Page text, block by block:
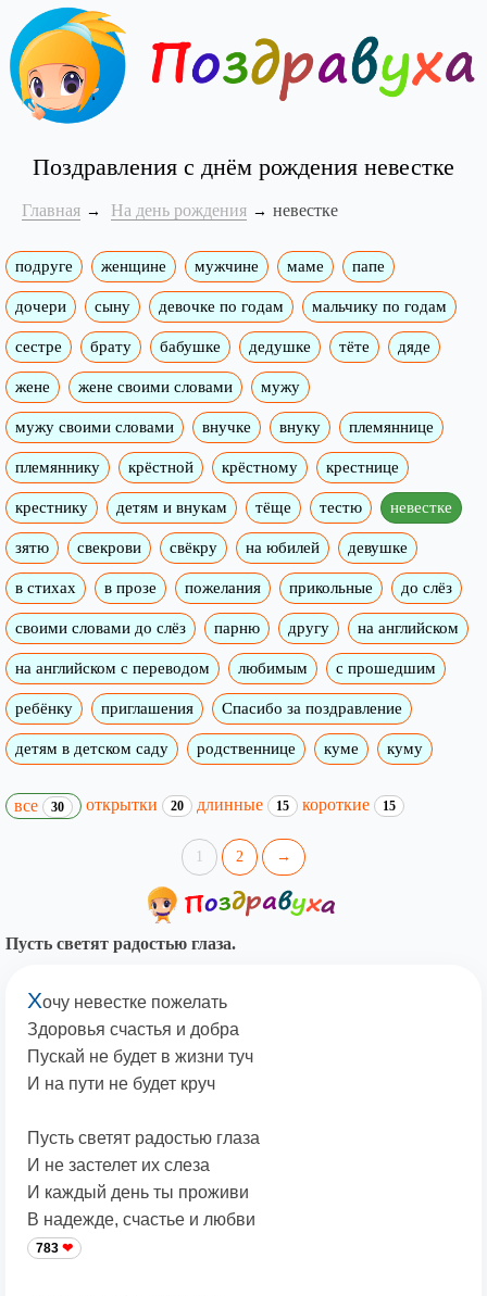
Поздравления с днём рождения невестке
Главная На день рождения невестке
подруге женщине мужчине маме папе
дочери сыну девочке по годам мальчику по годам
сестре брату бабушке дедушке тёте дяде
жене жене своими словами мужу
мужу своими словами внучке внуку племяннице
племяннику крёстной крёстному крестнице
крестнику детям и внукам тёще тестю невестке
зятю свекрови свёкру на юбилей девушке
в стихах в прозе пожелания прикольные до слёз
своими словами до слёз парню другу на английском
на английском с переводом любимым с прошедшим
ребёнку приглашения Спасибо за поздравление
детям в детском саду родственнице куме куму
все 30 открытки 20 длинные 15 короткие 15
1 2 →
Пусть светят радостью глаза.
Хочу невестке пожелать
Здоровья счастья и добра
Пускай не будет в жизни туч
И на пути не будет круч
Пусть светят радостью глаза
И не застелет их слеза
И каждый день ты проживи
В надежде, счастье и любви
783